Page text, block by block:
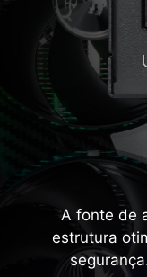
A fonte de
estrutura